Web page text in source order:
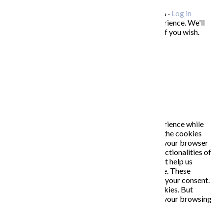
Copyright © 2026 KATARÍNA S. KALMANOVÁ · Log in
This website uses cookies to improve your experience. We'll
assume you're ok with this, but you can opt-out if you wish.
This website uses cookies to improve your experience while
you navigate through the website. Out of these, the cookies
that are categorized as necessary are stored on your browser
as they are essential for the working of basic functionalities of
the website. We also use third-party cookies that help us
analyze and understand how you use this website. These
cookies will be stored in your browser only with your consent.
You also have the option to opt-out of these cookies. But
opting out of some of these cookies may affect your browsing